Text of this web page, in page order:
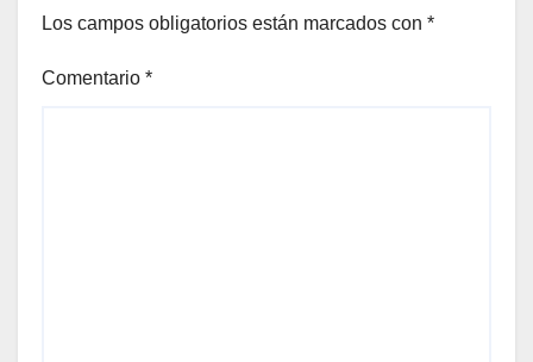
Los campos obligatorios están marcados con *
Comentario *